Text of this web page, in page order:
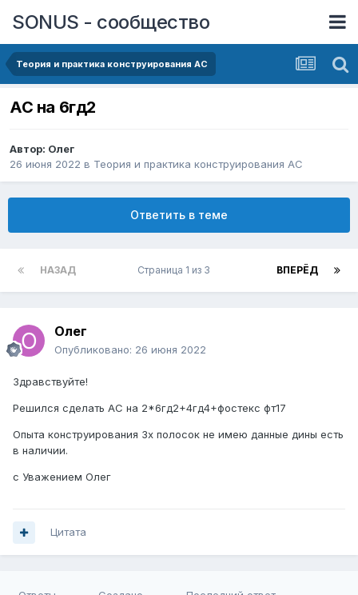
SONUS - сообщество
Теория и практика конструирования АС
АС на 6гд2
Автор: Олег
26 июня 2022 в Теория и практика конструирования АС
Ответить в теме
НАЗАД ВПЕРЁД
Страница 1 из 3
Олег
Опубликовано: 26 июня 2022
Здравствуйте!
Решился сделать АС на 2*6гд2+4гд4+фостекс фт17
Опыта конструирования 3х полосок не имею данные дины есть
в наличии.
с Уважением Олег
Цитата